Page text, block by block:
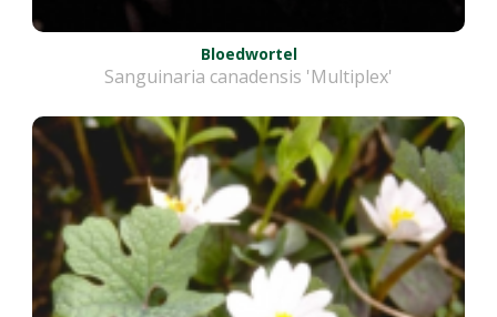
Bloedwortel
Sanguinaria canadensis 'Multiplex'